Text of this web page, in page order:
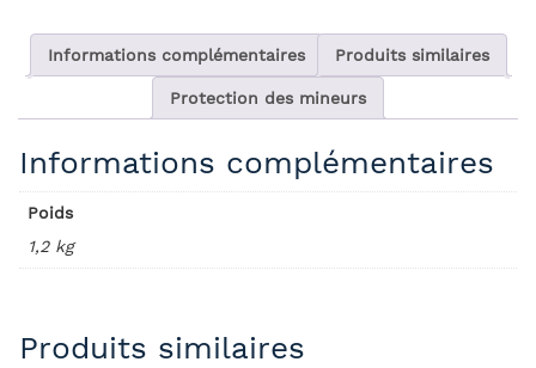
Informations complémentaires Produits similaires
Protection des mineurs
Informations complémentaires
Poids
1,2 kg
Produits similaires